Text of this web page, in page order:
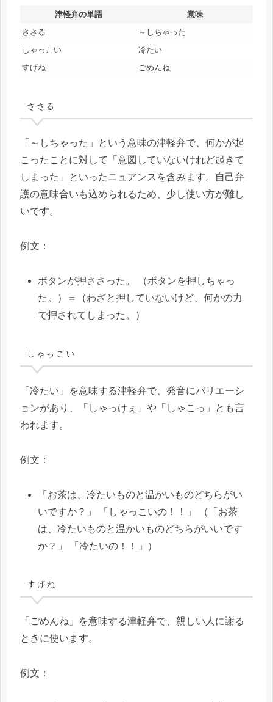
津軽弁の単語
意味
ささる
～しちゃった
しゃっこい
冷たい
すげね
ごめんね
ささる
「～しちゃった」という意味の津軽弁で、何かが起
こったことに対して「意図していないけれど起きて
しまった」といったニュアンスを含みます。自己弁
護の意味合いも込められるため、少し使い方が難し
いです。
例文：
ボタンが押ささった。 （ボタンを押しちゃっ
た。）＝（わざと押していないけど、何かの力
で押されてしまった。）
しゃっこい
「冷たい」を意味する津軽弁で、発音にバリエーシ
ョンがあり、「しゃっけぇ」や「しゃこっ」とも言
われます。
例文：
「お茶は、冷たいものと温かいものどちらがい
いですか？」 「しゃっこいの！！」 （「お茶
は、冷たいものと温かいものどちらがいいです
か？」 「冷たいの！！」）
すげね
「ごめんね」を意味する津軽弁で、親しい人に謝る
ときに使います。
例文：